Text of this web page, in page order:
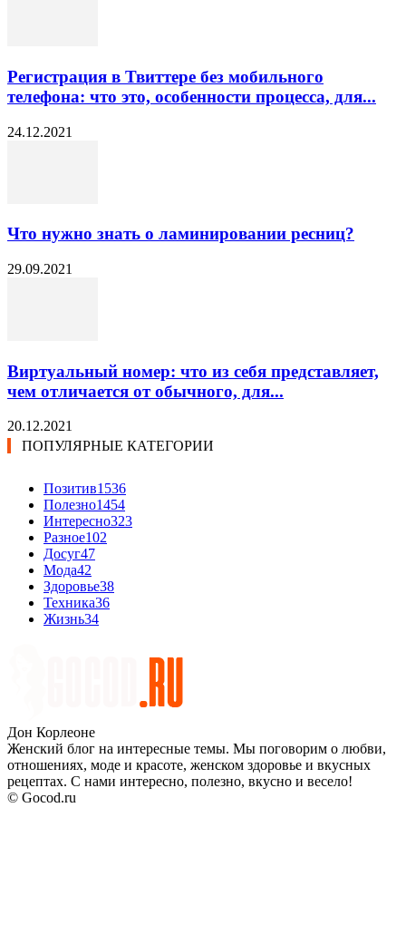
Регистрация в Твиттере без мобильного
телефона: что это, особенности процесса, для...
24.12.2021
Что нужно знать о ламинировании ресниц?
29.09.2021
Виртуальный номер: что из себя представляет,
чем отличается от обычного, для...
20.12.2021
ПОПУЛЯРНЫЕ КАТЕГОРИИ
Позитив1536
Полезно1454
Интересно323
Разное102
Досуг47
Мода42
Здоровье38
Техника36
Жизнь34
Дон Корлеоне
Женский блог на интересные темы. Мы поговорим о любви,
отношениях, моде и красоте, женском здоровье и вкусных
рецептах. С нами интересно, полезно, вкусно и весело!
© Gocod.ru